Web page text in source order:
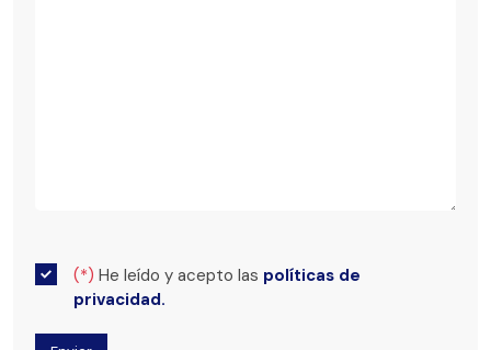
(*) He leído y acepto las políticas de
privacidad.